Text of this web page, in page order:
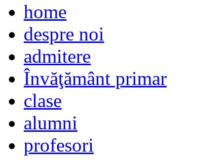
home
despre noi
admitere
Învăţământ primar
clase
alumni
profesori